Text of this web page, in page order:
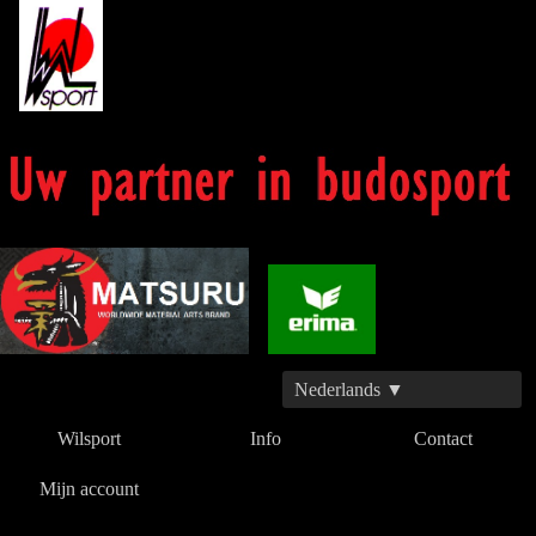
Nederlands ▼
Wilsport Info Contact
Mijn account